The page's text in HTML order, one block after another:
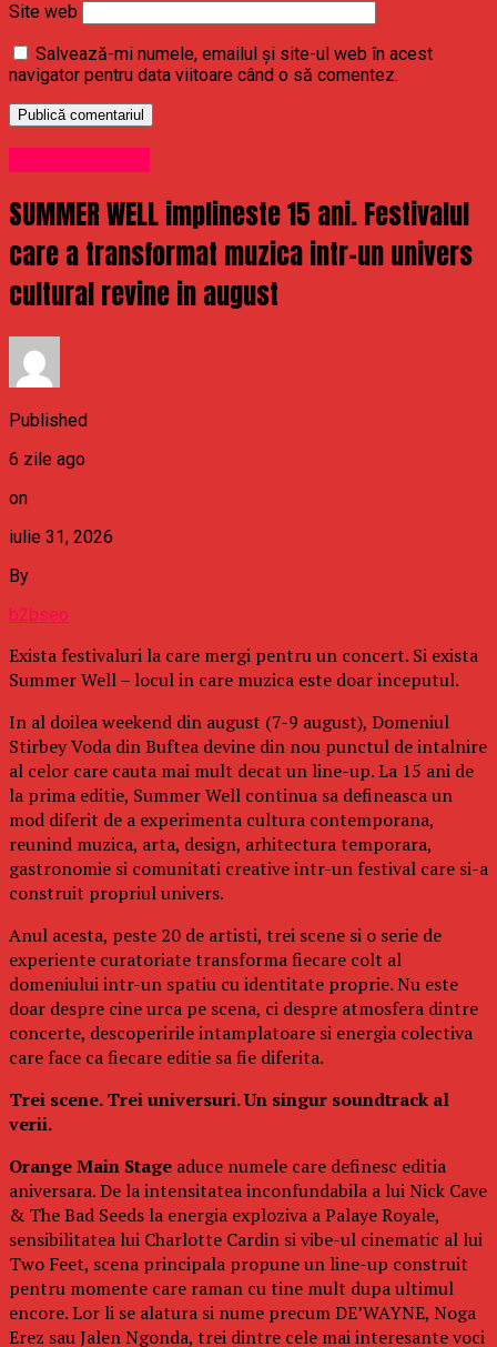
Site web
Salvează-mi numele, emailul și site-ul web în acest
navigator pentru data viitoare când o să comentez.
SUMMER WELL implineste 15 ani. Festivalul
care a transformat muzica intr-un univers
cultural revine in august
Published
6 zile ago
on
iulie 31, 2026
By
b2bseo
Exista festivaluri la care mergi pentru un concert. Si exista
Summer Well – locul in care muzica este doar inceputul.
In al doilea weekend din august (7-9 august), Domeniul
Stirbey Voda din Buftea devine din nou punctul de intalnire
al celor care cauta mai mult decat un line-up. La 15 ani de
la prima editie, Summer Well continua sa defineasca un
mod diferit de a experimenta cultura contemporana,
reunind muzica, arta, design, arhitectura temporara,
gastronomie si comunitati creative intr-un festival care si-a
construit propriul univers.
Anul acesta, peste 20 de artisti, trei scene si o serie de
experiente curatoriate transforma fiecare colt al
domeniului intr-un spatiu cu identitate proprie. Nu este
doar despre cine urca pe scena, ci despre atmosfera dintre
concerte, descoperirile intamplatoare si energia colectiva
care face ca fiecare editie sa fie diferita.
Trei scene. Trei universuri. Un singur soundtrack al
verii.
Orange Main Stage aduce numele care definesc editia
aniversara. De la intensitatea inconfundabila a lui Nick Cave
& The Bad Seeds la energia exploziva a Palaye Royale,
sensibilitatea lui Charlotte Cardin si vibe-ul cinematic al lui
Two Feet, scena principala propune un line-up construit
pentru momente care raman cu tine mult dupa ultimul
encore. Lor li se alatura si nume precum DE’WAYNE, Noga
Erez sau Jalen Ngonda, trei dintre cele mai interesante voci